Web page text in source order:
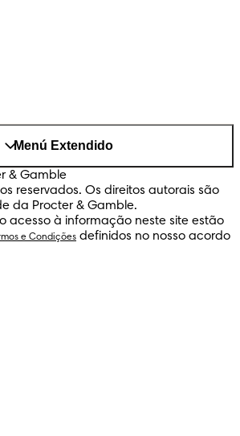
Menú Extendido
& Gamble
reservados. Os direitos autorais são
da Procter & Gamble.
acesso à informação neste site estão
e Condições definidos no nosso acordo